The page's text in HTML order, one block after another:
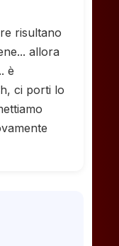
risultano
allora
è
ci porti lo